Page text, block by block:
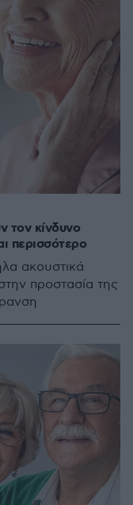
τον κίνδυνο
περισσότερο
ακουστικά
προστασία της